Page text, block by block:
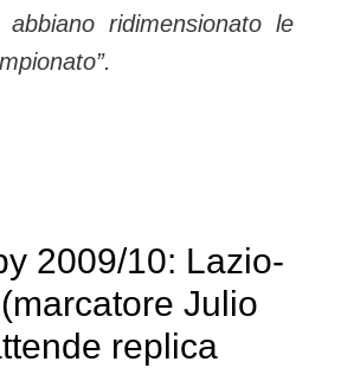
abbiano ridimensionato le
2009/10: Lazio-
Julio
replica